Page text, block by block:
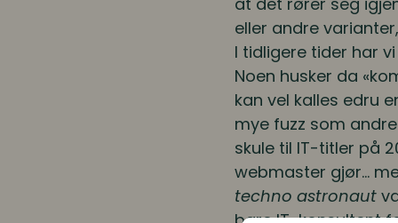
eller andre
I tidligere tider har
Noen husker da
kan vel kalles edru
mye fuzz som
skule til IT-titler på
webmaster gjør…
techno astronaut